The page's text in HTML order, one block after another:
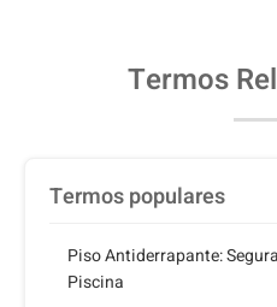
Termos
Termos populares
Piso Antiderrapante:
Piscina